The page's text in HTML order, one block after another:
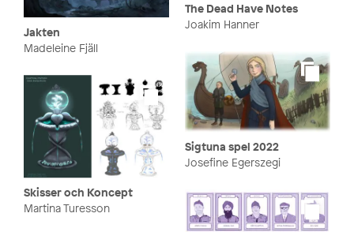
Jakten
Madeleine Fjäll
The Dead Have Notes
Joakim Hanner
Sigtuna spel 2022
Josefine Egerszegi
Skisser och Koncept
Martina Turesson